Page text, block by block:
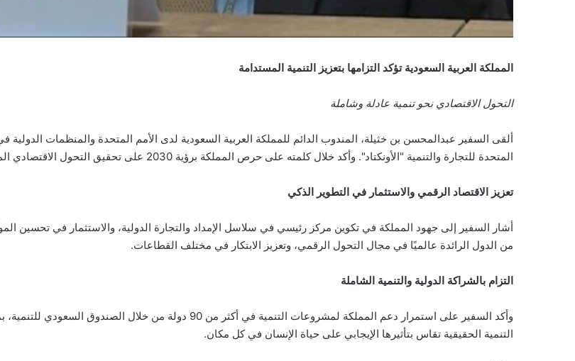
المملكة العربية السعودية تؤكد التزامها بتعزيز التنمية المستدامة
التحول الاقتصادي نحو تنمية عادلة وشاملة
ألقى السفير عبدالمحسن بن خثيلة، المندوب الدائم للمملكة العربية السعودية لدى الأمم المتحدة والمنظمات
المتحدة للتجارة والتنمية "الأونكتاد". وأكد خلال كلمته على حرص المملكة برؤية 2030 على تحقيق التحول الاقتصادي المستدام وتنويع مصادر الدخل.
تعزيز الاقتصاد الرقمي والاستثمار في التطوير الذكي
أشار السفير إلى جهود المملكة في تكوين مركز رئيسي في سلاسل الإمداد والتجارة الدولية، والاستثمار في تحسين
من الدول الرائدة عالميًا في مجال التحول الرقمي، وتعزيز الابتكار في مختلف القطاعات.
التزام بالشراكة الدولية والتنمية الشاملة
وأكد السفير على استمرار دعم المملكة لمشروعات التنمية في أكثر من
التنمية الحقيقية تقاس بتأثيرها الإيجابي على حياة الإنسان في كل مكان.